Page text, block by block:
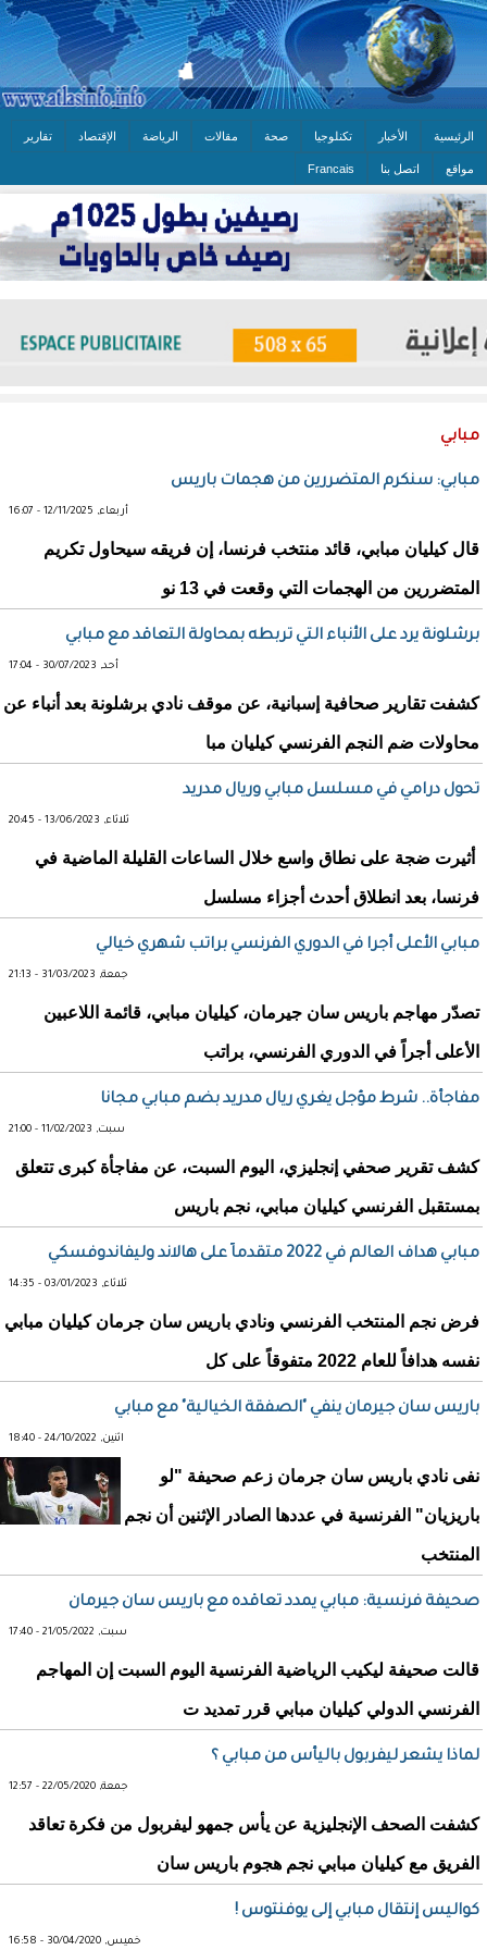
الرئيسية الأخبار تكنلوجيا صحة مقالات الرياضة الإقتصاد تقارير
مواقع اتصل بنا Francais
مبابي
مبابي: سنكرم المتضررين من هجمات باريس
أربعاء, 12/11/2025 - 16:07
قال كيليان مبابي، قائد منتخب فرنسا، إن فريقه سيحاول تكريم
المتضررين من الهجمات التي وقعت في 13 نو
برشلونة يرد على الأنباء التي تربطه بمحاولة التعاقد مع مبابي
أحد, 30/07/2023 - 17:04
كشفت تقارير صحافية إسبانية، عن موقف نادي برشلونة بعد أنباء عن
محاولات ضم النجم الفرنسي كيليان مبا
تحول درامي في مسلسل مبابي وريال مدريد
ثلاثاء, 13/06/2023 - 20:45
أثيرت ضجة على نطاق واسع خلال الساعات القليلة الماضية في
فرنسا، بعد انطلاق أحدث أجزاء مسلسل
مبابي الأعلى أجرا في الدوري الفرنسي براتب شهري خيالي
جمعة, 31/03/2023 - 21:13
تصدّر مهاجم باريس سان جيرمان، كيليان مبابي، قائمة اللاعبين
الأعلى أجراً في الدوري الفرنسي، براتب
مفاجأة.. شرط مؤجل يغري ريال مدريد بضم مبابي مجانا
سبت, 11/02/2023 - 21:00
كشف تقرير صحفي إنجليزي، اليوم السبت، عن مفاجأة كبرى تتعلق
بمستقبل الفرنسي كيليان مبابي، نجم باريس
مبابي هداف العالم في 2022 متقدماً على هالاند وليفاندوفسكي
ثلاثاء, 03/01/2023 - 14:35
فرض نجم المنتخب الفرنسي ونادي باريس سان جرمان كيليان مبابي
نفسه هدافاً للعام 2022 متفوقاً على كل
باريس سان جيرمان ينفي "الصفقة الخيالية" مع مبابي
اثنين, 24/10/2022 - 18:40
نفى نادي باريس سان جرمان زعم صحيفة "لو
باريزيان" الفرنسية في عددها الصادر الإثنين أن نجم
المنتخب
صحيفة فرنسية: مبابي يمدد تعاقده مع باريس سان جيرمان
سبت, 21/05/2022 - 17:40
قالت صحيفة ليكيب الرياضية الفرنسية اليوم السبت إن المهاجم
الفرنسي الدولي كيليان مبابي قرر تمديد ت
لماذا يشعر ليفربول باليأس من مبابي ؟
جمعة, 22/05/2020 - 12:57
كشفت الصحف الإنجليزية عن يأس جمهو ليفربول من فكرة تعاقد
الفريق مع كيليان مبابي نجم هجوم باريس سان
كواليس إنتقال مبابي إلى يوفنتوس !
خميس, 30/04/2020 - 16:58